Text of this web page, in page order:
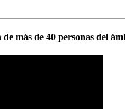
más de 40 personas del